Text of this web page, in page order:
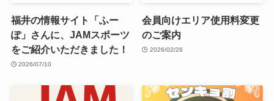
福井の情報サイト「ふー
ぽ」さんに、JAMスポーツ
をご紹介いただきました！
2026/07/10
会員向けエリア使用料変更
のご案内
2026/02/26